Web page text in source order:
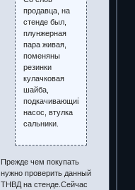
продавца, на
стенде был,
плунжерная
пара живая,
поменяны
резинки
кулачковая
шайба,
подкачивающий
насос, втулка
сальники.
Прежде чем покупать
нужно проверить данный
ТНВД на стенде.Сейчас